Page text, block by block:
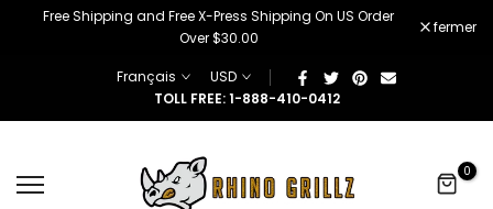
SkipFree Shipping and Free X-Press Shipping On US Order
Over $30.00
fermer
Français
USD
TOLL FREE: 1-888-410-0412
0